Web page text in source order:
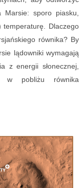
sporo piasku,
temperaturę. Dlaczego
równika? By
lądowniki wymagają
z energii słonecznej,
w pobliżu równika